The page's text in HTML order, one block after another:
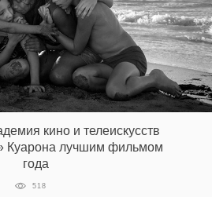
кино и телеискусств
Куарона лучшим фильмом
года
518